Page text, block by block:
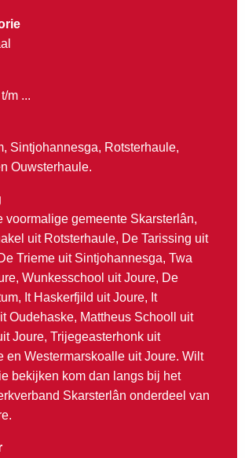
m ...
Sintjohannesga, Rotsterhaule,
Ouwsterhaule.
voormalige gemeente Skarsterlân,
uit Rotsterhaule, De Tarissing uit
Trieme uit Sintjohannesga, Twa
Wunkesschool uit Joure, De
It Haskerfjild uit Joure, It
Oudehaske, Mattheus Schooll uit
Joure, Trijegeasterhonk uit
en Westermarskoalle uit Joure. Wilt
bekijken kom dan langs bij het
Skarsterlân onderdeel van